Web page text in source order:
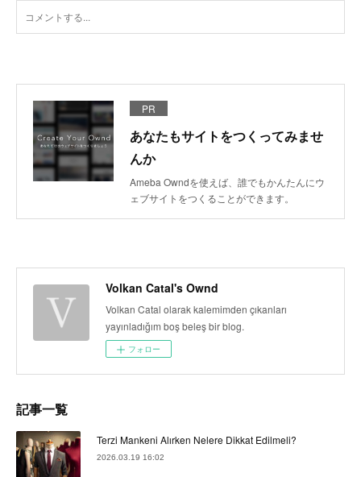
PR
あなたもサイトをつくってみませ
んか
Ameba Owndを使えば、誰でもかんたんにウ
ェブサイトをつくることができます。
Volkan Catal's Ownd
Volkan Catal olarak kalemimden çıkanları
yayınladığım boş beleş bir blog.
フォロー
記事一覧
Terzi Mankeni Alırken Nelere Dikkat Edilmeli?
2026.03.19 16:02